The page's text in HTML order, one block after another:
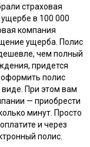
страховая
в 100 000
компания
ущерба. Полис
чем полный
придется
полис
При этом вам
— приобрести
минут. Просто
и через
полис.